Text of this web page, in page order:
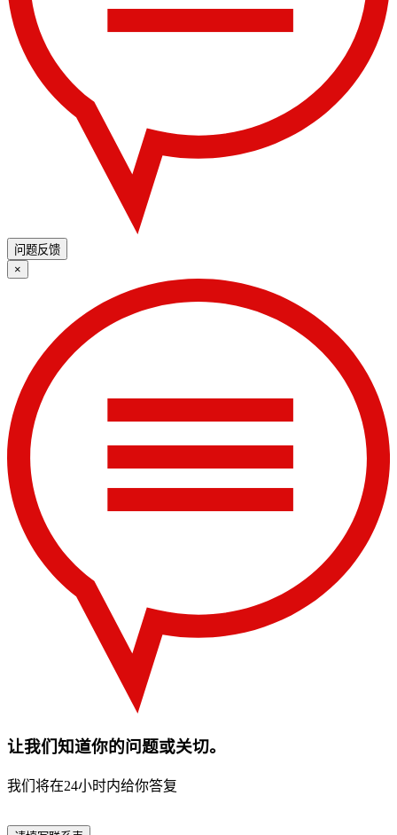
问题反馈
×
让我们知道你的问题或关切。
我们将在24小时内给你答复